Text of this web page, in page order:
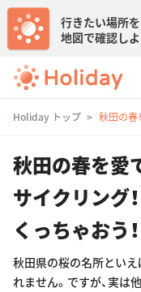
行きたい場所を
地図で確認し
Holiday トップ 秋田の春
秋田の春を愛
サイクリング
くっちゃおう！
秋田県の桜の名所とい
れません。ですが、実は